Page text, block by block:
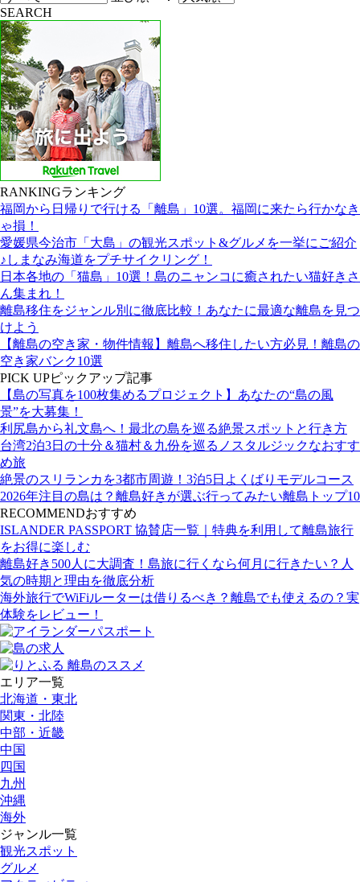
SEARCH
RANKINGランキング
福岡から日帰りで行ける「離島」10選。福岡に来たら行かなき
ゃ損！
愛媛県今治市「大島」の観光スポット&グルメを一挙にご紹介
♪しまなみ海道をプチサイクリング！
日本各地の「猫島」10選！島のニャンコに癒されたい猫好きさ
ん集まれ！
離島移住をジャンル別に徹底比較！あなたに最適な離島を見つ
けよう
【離島の空き家・物件情報】離島へ移住したい方必見！離島の
空き家バンク10選
PICK UPピックアップ記事
【島の写真を100枚集めるプロジェクト】あなたの“島の風
景”を大募集！
利尻島から礼文島へ！最北の島を巡る絶景スポットと行き方
台湾2泊3日の十分＆猫村＆九份を巡るノスタルジックなおすす
め旅
絶景のスリランカを3都市周遊！3泊5日よくばりモデルコース
2026年注目の島は？離島好きが選ぶ行ってみたい離島トップ10
RECOMMENDおすすめ
ISLANDER PASSPORT 協賛店一覧｜特典を利用して離島旅行
をお得に楽しむ
離島好き500人に大調査！島旅に行くなら何月に行きたい？人
気の時期と理由を徹底分析
海外旅行でWiFiルーターは借りるべき？離島でも使えるの？実
体験をレビュー！
エリア一覧
北海道・東北
関東・北陸
中部・近畿
中国
四国
九州
沖縄
海外
ジャンル一覧
観光スポット
グルメ